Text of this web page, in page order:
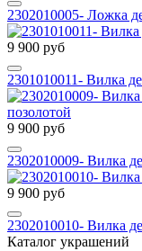
2302010005- Ложка
9 900 руб
2301010011- Вилка
9 900 руб
2302010009- Вилка
9 900 руб
2302010010- Вилка
Каталог украшений